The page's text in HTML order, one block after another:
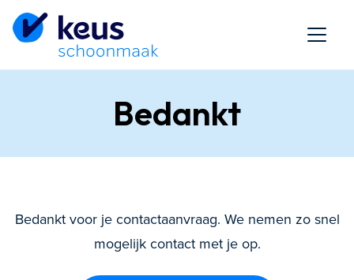
Bedankt
Bedankt voor je contactaanvraag. We nemen zo snel
mogelijk contact met je op.